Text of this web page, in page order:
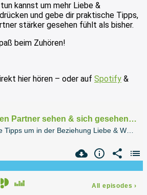
kannst um mehr Liebe &
und gebe dir praktische Tipps,
stärker gesehen fühlt als bisher.
beim Zuhören!
hier hören – oder auf Spotify &